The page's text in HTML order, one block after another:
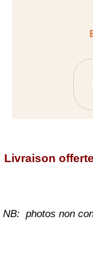
Livraison offerte
NB: photos non